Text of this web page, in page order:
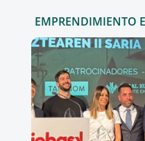
EMPRENDIMIENTO